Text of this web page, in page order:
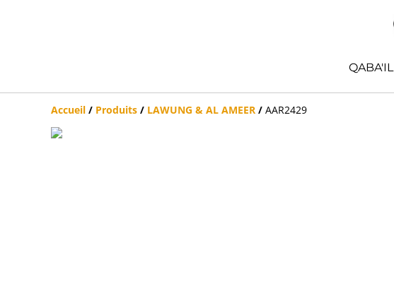
QABA'IL
Accueil / Produits / LAWUNG & AL AMEER / AAR2429